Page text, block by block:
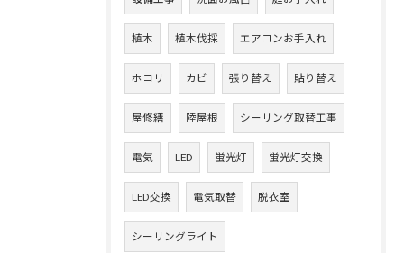
植木 植木伐採 エアコンお手入れ
ホコリ カビ 張り替え 貼り替え
屋修繕 陸屋根 シーリング取替工事
電気 LED 蛍光灯 蛍光灯交換
LED交換 電気取替 脱衣室
シーリングライト